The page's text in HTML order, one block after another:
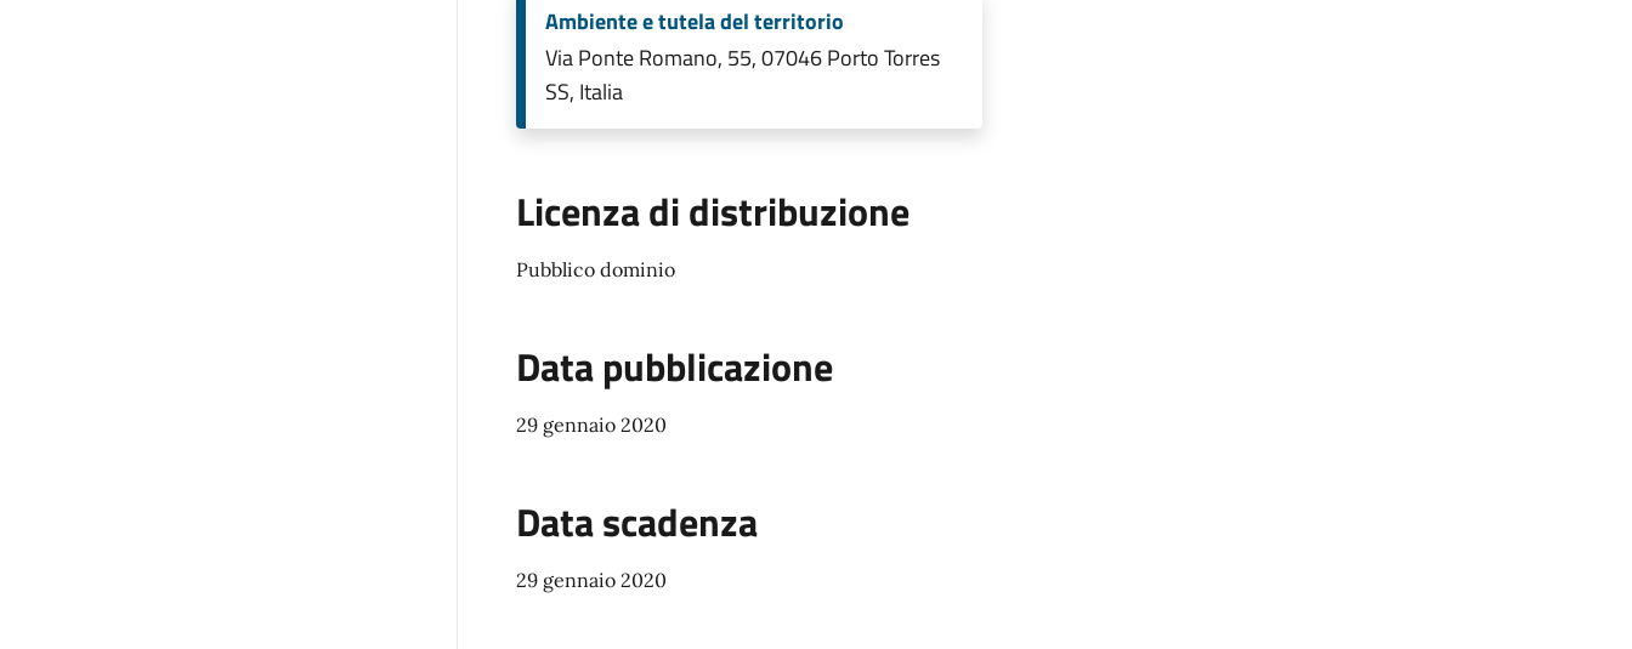
Ambiente e tutela del territorio
Via Ponte Romano, 55, 07046 Porto Torres
SS, Italia
Licenza di distribuzione
Pubblico dominio
Data pubblicazione
29 gennaio 2020
Data scadenza
29 gennaio 2020